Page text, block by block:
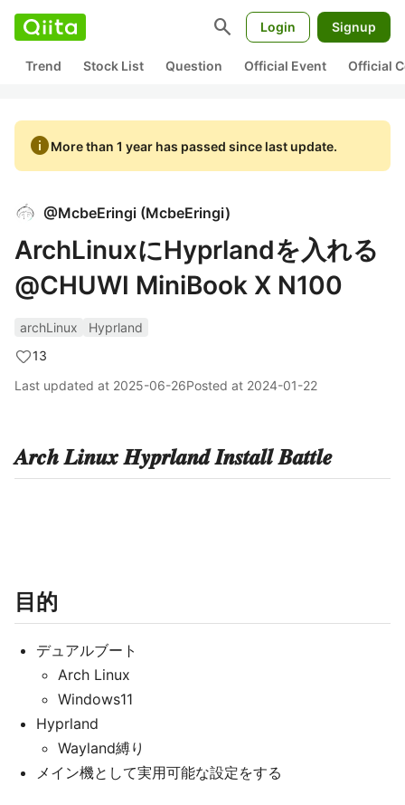
search Login Signup
Trend Stock List Question Official Event Official
infoMore than 1 year has passed since last update.
@McbeEringi (McbeEringi)
ArchLinuxにHyprlandを入れる
@CHUWI MiniBook X N100
archLinux
Hyprland
13
Last updated at 2025-06-26Posted at 2024-01-22
𝑨𝒓𝒄𝒉 𝑳𝒊𝒏𝒖𝒙 𝑯𝒚𝒑𝒓𝒍𝒂𝒏𝒅 𝑰𝒏𝒔𝒕𝒂𝒍𝒍 𝑩𝒂𝒕𝒕𝒍𝒆
目的
デュアルブート
Arch Linux
Windows11
Hyprland
Wayland縛り
メイン機として実用可能な設定をする